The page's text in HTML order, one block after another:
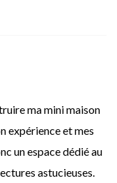
ma mini maison
expérience et mes
un espace dédié au
astucieuses.